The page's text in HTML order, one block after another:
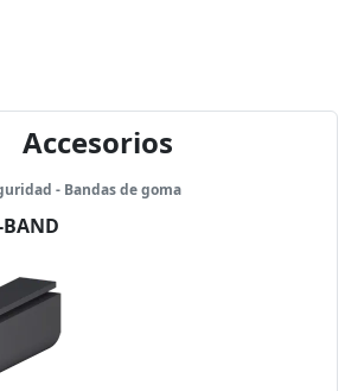
Accesorios
- Bandas de goma
BAND